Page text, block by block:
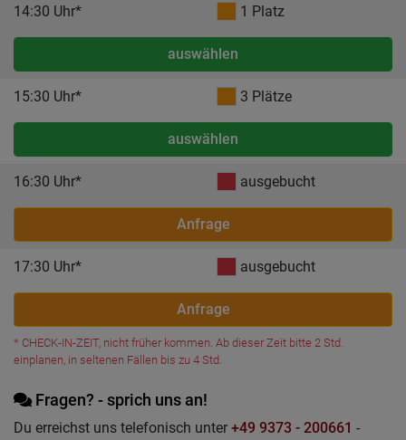
14:30 Uhr* 1 Platz
auswählen
15:30 Uhr* 3 Plätze
auswählen
16:30 Uhr* ausgebucht
Anfrage
17:30 Uhr* ausgebucht
Anfrage
* CHECK-IN-ZEIT, nicht früher kommen. Ab dieser Zeit bitte 2 Std.
einplanen, in seltenen Fällen bis zu 4 Std.
Fragen? - sprich uns an!
Du erreichst uns telefonisch unter +49 9373 - 200661 -